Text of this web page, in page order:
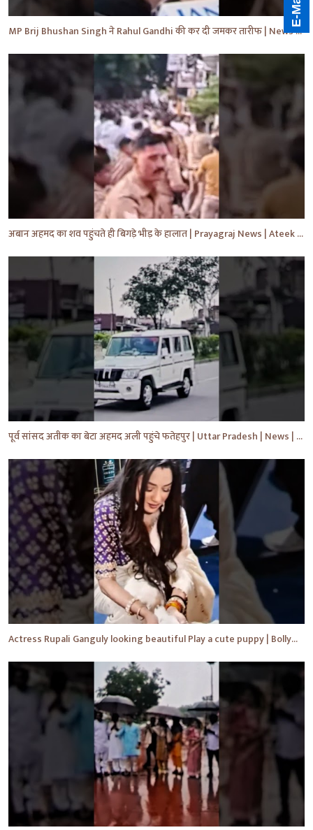
MP Brij Bhushan Singh ने Rahul Gandhi की कर दी जमकर तारीफ | News | Breaking | #shorts #yt #news
अबान अहमद का शव पहुंचते ही बिगड़े भीड़ के हालात | Prayagraj News | Ateek Ahmad | #shorts #yt #news
पूर्व सांसद अतीक का बेटा अहमद अली पहुंचे फतेहपुर | Uttar Pradesh | News | #shorts #yt #news #upnews
Actress Rupali Ganguly looking beautiful Play a cute puppy | Bollywood | Bollywood News #shorts #yt